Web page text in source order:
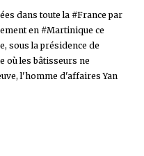
dans toute la #France par
en #Martinique ce
sous la présidence de
où les bâtisseurs ne
l'homme d'affaires Yan